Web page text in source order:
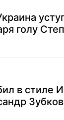
голу
в стиле